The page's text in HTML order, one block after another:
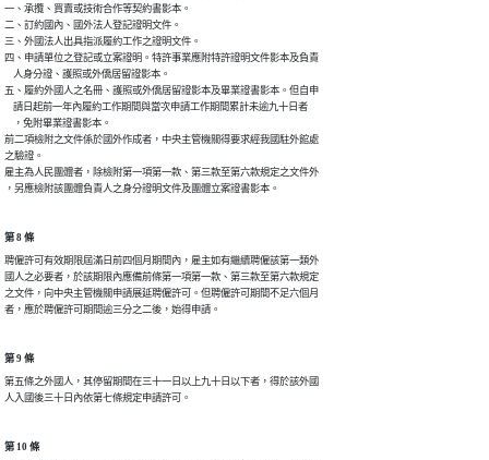
一、承攬、買賣或技術合作等契約書影本。
二、訂約國內、國外法人登記證明文件。
三、外國法人出具指派履約工作之證明文件。
四、申請單位之登記或立案證明。特許事業應附特許證明文件影本及負責
    人身分證、護照或外僑居留證影本。
五、履約外國人之名冊、護照或外僑居留證影本及畢業證書影本。但自申
    請日起前一年內履約工作期間與當次申請工作期間累計未逾九十日者
    ，免附畢業證書影本。
前二項檢附之文件係於國外作成者，中央主管機關得要求經我國駐外館處
之驗證。
雇主為人民團體者，除檢附第一項第一款、第三款至第六款規定之文件外
，另應檢附該團體負責人之身分證明文件及團體立案證書影本。
第 8 條
聘僱許可有效期限屆滿日前四個月期間內，雇主如有繼續聘僱該第一類外
國人之必要者，於該期限內應備前條第一項第一款、第三款至第六款規定
之文件，向中央主管機關申請展延聘僱許可。但聘僱許可期間不足六個月
者，應於聘僱許可期間逾三分之二後，始得申請。
第 9 條
第五條之外國人，其停留期間在三十一日以上九十日以下者，得於該外國
人入國後三十日內依第七條規定申請許可。
第 10 條